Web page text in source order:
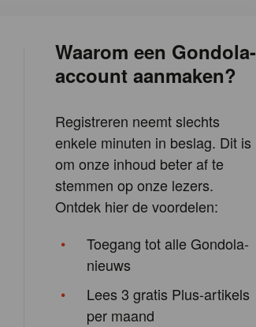
Waarom een Gondola-
account aanmaken?
Registreren neemt slechts
enkele minuten in beslag. Dit is
om onze inhoud beter af te
stemmen op onze lezers.
Ontdek hier de voordelen:
Toegang tot alle Gondola-
nieuws
Lees 3 gratis Plus-artikels
per maand